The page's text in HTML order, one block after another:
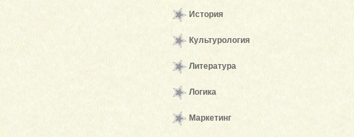
История
Культурология
Литература
Логика
Маркетинг